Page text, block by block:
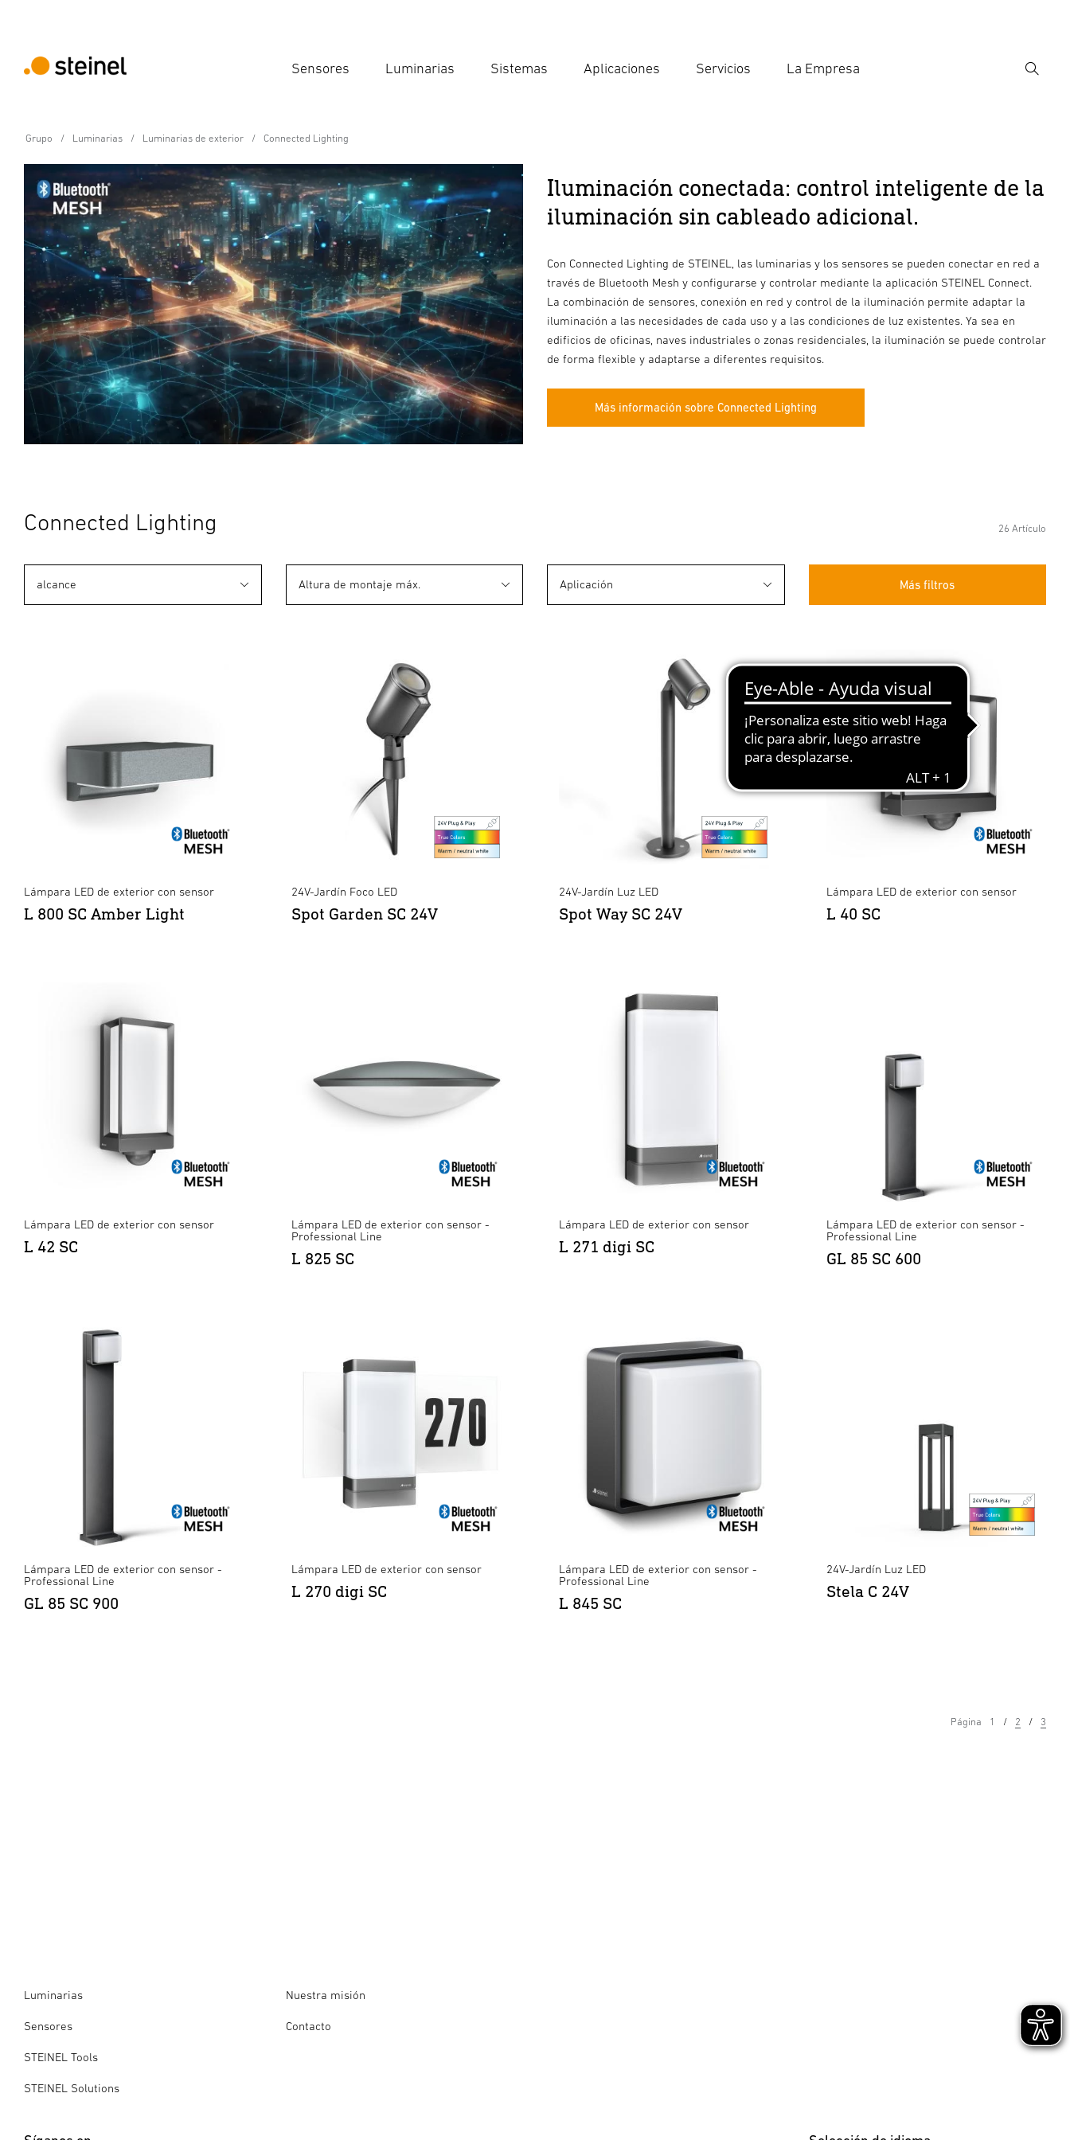
Sensores Luminarias Sistemas Aplicaciones Servicios La Empresa
Grupo Luminarias Luminarias de exterior Connected Lighting
Iluminación conectada: control inteligente de la
iluminación sin cableado adicional.
Con Connected Lighting de STEINEL, las luminarias y los sensores se pueden conectar en red a
través de Bluetooth Mesh y configurarse y controlar mediante la aplicación STEINEL Connect.
La combinación de sensores, conexión en red y control de la iluminación permite adaptar la
iluminación a las necesidades de cada uso y a las condiciones de luz existentes. Ya sea en
edificios de oficinas, naves industriales o zonas residenciales, la iluminación se puede controlar
de forma flexible y adaptarse a diferentes requisitos.
Más información sobre Connected Lighting
Connected Lighting 26 Artículo
Más filtros
alcance Altura de montaje máx. Aplicación
Lámpara LED de exterior con sensor
L 800 SC Amber Light
24V-Jardín Foco LED
Spot Garden SC 24V
24V-Jardín Luz LED
Spot Way SC 24V
Lámpara LED de exterior con sensor
L 40 SC
Lámpara LED de exterior con sensor
L 42 SC
Lámpara LED de exterior con sensor -
Professional Line
L 825 SC
Lámpara LED de exterior con sensor
L 271 digi SC
Lámpara LED de exterior con sensor -
Professional Line
GL 85 SC 600
Lámpara LED de exterior con sensor -
Professional Line
GL 85 SC 900
Lámpara LED de exterior con sensor
L 270 digi SC
Lámpara LED de exterior con sensor -
Professional Line
L 845 SC
24V-Jardín Luz LED
Stela C 24V
Página 1 2 3
Luminarias
Sensores
STEINEL Tools
STEINEL Solutions
Nuestra misión
Contacto